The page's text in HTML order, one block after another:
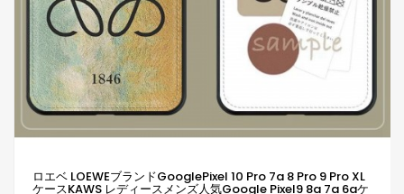
ロエベ LOEWEブランドGooglePixel 10 Pro 7a 8 Pro 9 Pro XL
ケースKAWS レディースメンズ人気Google Pixel9 8a 7a 6aケ